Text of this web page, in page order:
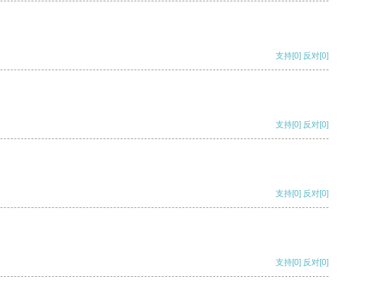
支持[0] 反对[0]
支持[0] 反对[0]
支持[0] 反对[0]
支持[0] 反对[0]